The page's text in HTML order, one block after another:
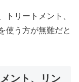
トリートメント、
使う方が無難だと
ント、リン